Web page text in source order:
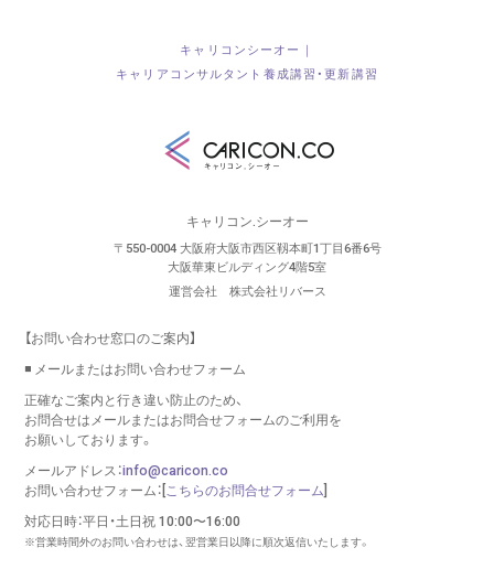
キャリコンシーオー｜
キャリアコンサルタント養成講習・更新講習
キャリコン.シーオー
〒550-0004 大阪府大阪市西区靱本町1丁目6番6号
大阪華東ビルディング4階5室
運営会社 株式会社リバース
【お問い合わせ窓口のご案内】
◾️ メールまたはお問い合わせフォーム
正確なご案内と行き違い防止のため、
お問合せはメールまたはお問合せフォームのご利用を
お願いしております。
メールアドレス：info@caricon.co
お問い合わせフォーム：[こちらのお問合せフォーム]
対応日時：平日・土日祝 10:00〜16:00
※営業時間外のお問い合わせは、翌営業日以降に順次返信いたします。